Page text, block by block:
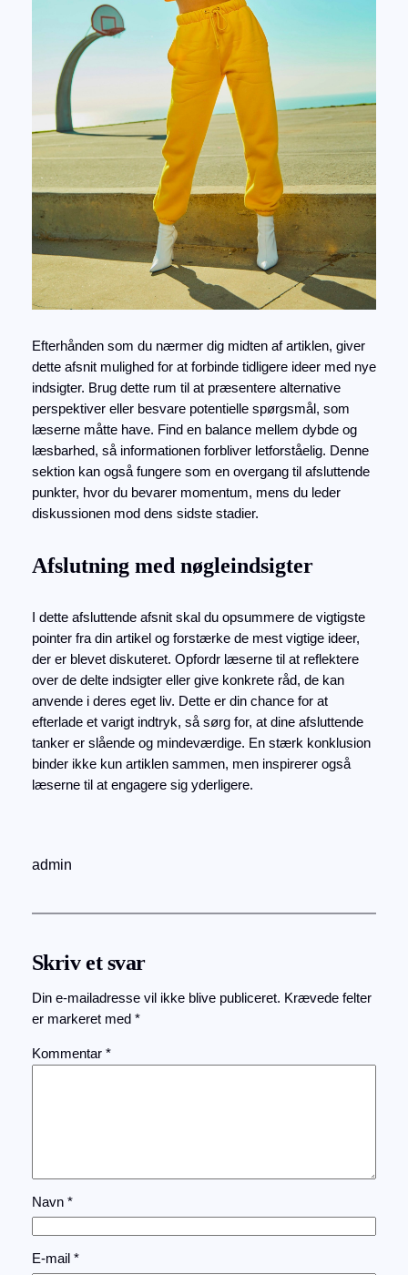
Efterhånden som du nærmer dig midten af artiklen, giver
dette afsnit mulighed for at forbinde tidligere ideer med nye
indsigter. Brug dette rum til at præsentere alternative
perspektiver eller besvare potentielle spørgsmål, som
læserne måtte have. Find en balance mellem dybde og
læsbarhed, så informationen forbliver letforståelig. Denne
sektion kan også fungere som en overgang til afsluttende
punkter, hvor du bevarer momentum, mens du leder
diskussionen mod dens sidste stadier.
Afslutning med nøgleindsigter
I dette afsluttende afsnit skal du opsummere de vigtigste
pointer fra din artikel og forstærke de mest vigtige ideer,
der er blevet diskuteret. Opfordr læserne til at reflektere
over de delte indsigter eller give konkrete råd, de kan
anvende i deres eget liv. Dette er din chance for at
efterlade et varigt indtryk, så sørg for, at dine afsluttende
tanker er slående og mindeværdige. En stærk konklusion
binder ikke kun artiklen sammen, men inspirerer også
læserne til at engagere sig yderligere.
admin
Skriv et svar
Din e-mailadresse vil ikke blive publiceret. Krævede felter
er markeret med *
Kommentar *
Navn *
E-mail *